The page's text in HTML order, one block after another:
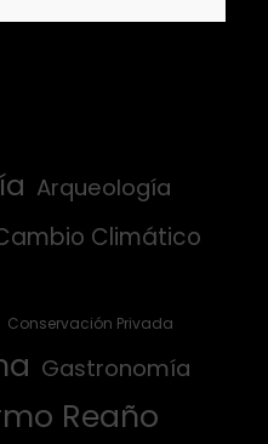
Arqueología
Climático
Conservación Privada
Gastronomía
Reaño